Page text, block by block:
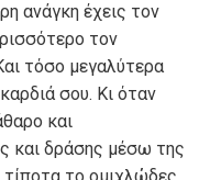
ανάγκη έχεις τον
τον
τόσο μεγαλύτερα
σου. Κι όταν
και
και δράσης μέσω της